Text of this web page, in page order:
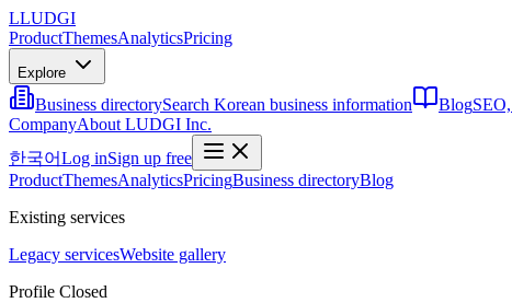
LLUDGI
ProductThemesAnalyticsPricing
Explore
Business directorySearch Korean business information Blog
CompanyAbout LUDGI Inc.
한국어Log inSign up free
ProductThemesAnalyticsPricingBusiness directoryBlog
Existing services
Legacy servicesWebsite gallery
Profile Closed